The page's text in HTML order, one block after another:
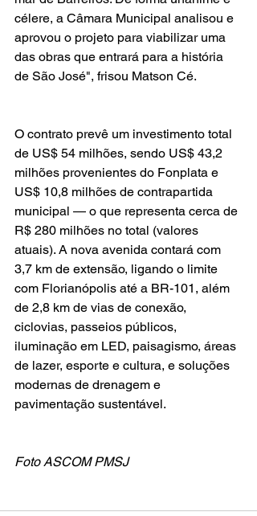
célere, a Câmara Municipal analisou e
aprovou o projeto para viabilizar uma
das obras que entrará para a história
de São José", frisou Matson Cé.
O contrato prevê um investimento total
de US$ 54 milhões, sendo US$ 43,2
milhões provenientes do Fonplata e
US$ 10,8 milhões de contrapartida
municipal — o que representa cerca de
R$ 280 milhões no total (valores
atuais). A nova avenida contará com
3,7 km de extensão, ligando o limite
com Florianópolis até a BR-101, além
de 2,8 km de vias de conexão,
ciclovias, passeios públicos,
iluminação em LED, paisagismo, áreas
de lazer, esporte e cultura, e soluções
modernas de drenagem e
pavimentação sustentável.
Foto ASCOM PMSJ